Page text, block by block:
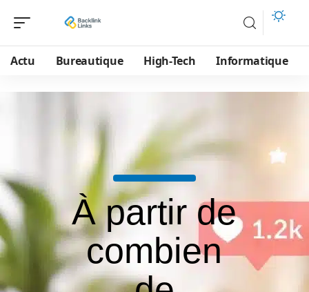
Actu Bureautique High-Tech Informatique
À partir de
combien